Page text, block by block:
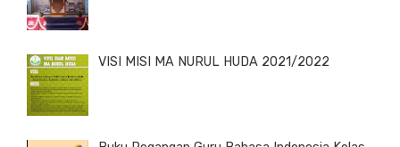
VISI MISI MA NURUL HUDA 2021/2022